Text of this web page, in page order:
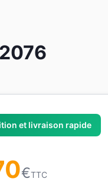
et livraison rapide
€TTC